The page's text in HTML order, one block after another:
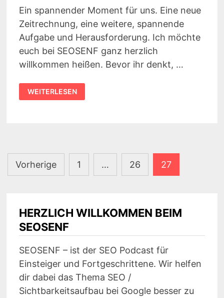
Ein spannender Moment für uns. Eine neue
Zeitrechnung, eine weitere, spannende
Aufgabe und Herausforderung. Ich möchte
euch bei SEOSENF ganz herzlich
willkommen heißen. Bevor ihr denkt, …
SEOSENF
ERBLICKT
DAS
WEITERLESEN
Seitennummerierung
der
Vorherige 1 … 26 27
HERZLICH WILLKOMMEN BEIM
SEOSENF
SEOSENF – ist der SEO Podcast für
Einsteiger und Fortgeschrittene. Wir helfen
dir dabei das Thema SEO /
Sichtbarkeitsaufbau bei Google besser zu